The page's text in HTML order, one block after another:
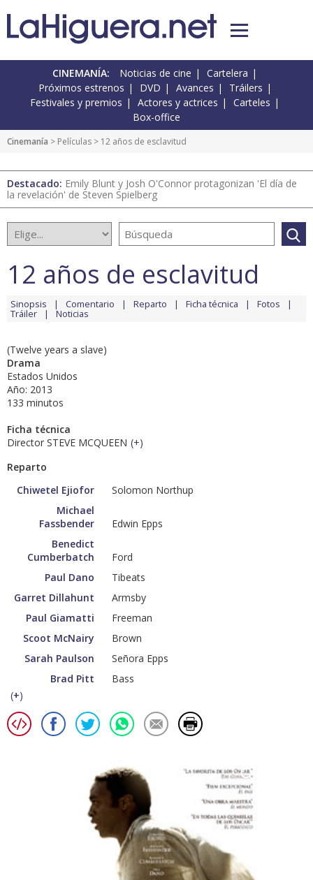
CINEMANÍA: Noticias de cine
Cartelera
Próximos estrenos
DVD Avances
Tráilers
Festivales y premios
Actores y actrices
Carteles
Box-office
Cinemanía > Películas > 12 años de esclavitud
Destacado: Emily Blunt y Josh O'Connor protagonizan 'El día de
la revelación' de Steven Spielberg
12 años de esclavitud
Sinopsis Comentario Reparto Ficha técnica Fotos
Tráiler Noticias
(Twelve years a slave)
Drama
Estados Unidos
Año: 2013
133 minutos
Ficha técnica
Director STEVE MCQUEEN (+)
Reparto
Chiwetel Ejiofor
Solomon Northup
Michael
Fassbender
Edwin Epps
Benedict
Cumberbatch
Ford
Paul Dano
Tibeats
Garret Dillahunt
Armsby
Paul Giamatti
Freeman
Scoot McNairy
Brown
Sarah Paulson
Señora Epps
Brad Pitt
Bass
(+)